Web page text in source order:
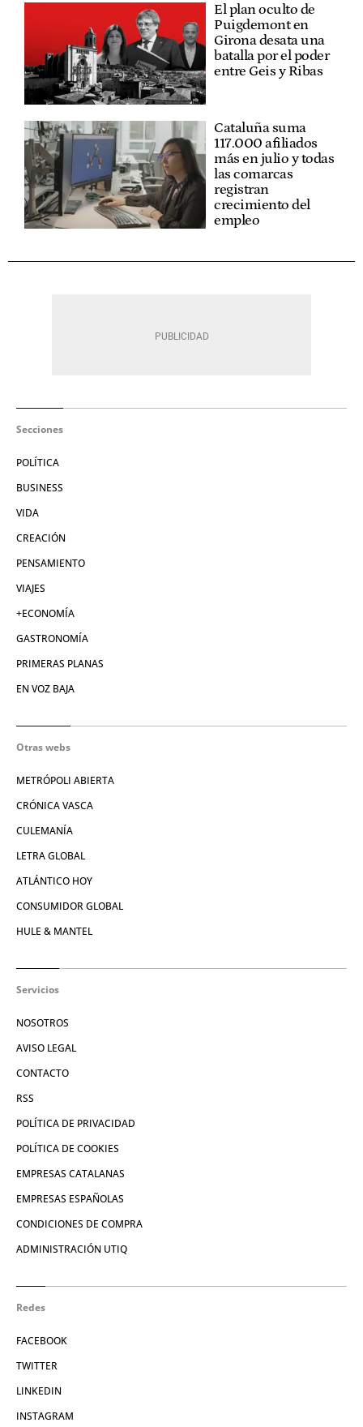
El plan oculto de
Puigdemont en
Girona desata una
batalla por el poder
entre Geis y Ribas
Cataluña suma
117.000 afiliados
más en julio y todas
las comarcas
registran
crecimiento del
empleo
Secciones
POLÍTICA
BUSINESS
VIDA
CREACIÓN
PENSAMIENTO
VIAJES
+ECONOMÍA
GASTRONOMÍA
PRIMERAS PLANAS
EN VOZ BAJA
Otras webs
METRÓPOLI ABIERTA
CRÓNICA VASCA
CULEMANÍA
LETRA GLOBAL
ATLÁNTICO HOY
CONSUMIDOR GLOBAL
HULE & MANTEL
Servicios
NOSOTROS
AVISO LEGAL
CONTACTO
RSS
POLÍTICA DE PRIVACIDAD
POLÍTICA DE COOKIES
EMPRESAS CATALANAS
EMPRESAS ESPAÑOLAS
CONDICIONES DE COMPRA
ADMINISTRACIÓN UTIQ
Redes
FACEBOOK
TWITTER
LINKEDIN
INSTAGRAM